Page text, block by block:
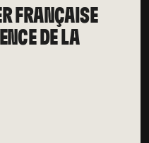
FRANÇAISE
DE LA